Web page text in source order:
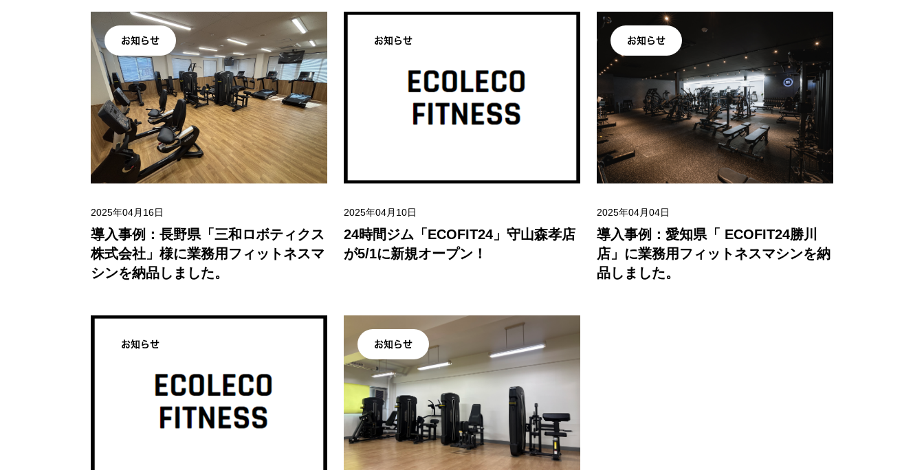
2025年04月16日
導入事例：長野県「三和ロボティクス
株式会社」様に業務用フィットネスマ
シンを納品しました。
お知らせ
2025年04月10日
24時間ジム「ECOFIT24」守山森孝店
が5/1に新規オープン！
お知らせ
2025年04月04日
導入事例：愛知県「 ECOFIT24勝川
店」に業務用フィットネスマシンを納
品しました。
お知らせ
お知らせ お知らせ